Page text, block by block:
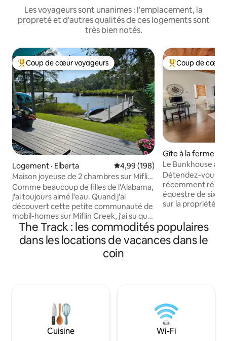
Les voyageurs sont unanimes : l'emplacement, la
propreté et d'autres qualités de ces logements sont
très bien notés.
Coup de cœur voyageurs parmi les plus aimés
Coup de cœur voyageurs
Logement · Elberta Note moyenne de 4,99 sur 5,
4,99 (198)
Maison joyeuse de 2 chambres sur Miflin
Creek
Comme beaucoup de filles de l'Alabama,
j'ai toujours aimé l'eau. Quand j'ai
découvert cette petite communauté de
mobil-homes sur Miflin Creek, j'ai su que
j'avais trouvé quelque chose de spécial :
un endroit paisible pour faire du kayak,
observer les oiseaux, pêcher et profiter
international d'Orange Beach (OWA), à
proximité d'excellents restaurants et à
une courte distance en voiture des
magnifiques plages de la côte du golfe
Coup de cœur
Coup de cœur
Gîte à la ferme ·
Le Bunkhouse à
Détendez-vous
récemment
équestre de six acres.
sur la propriété,
refuge douillet – spa
de recharge pour
disponible. Les voyageurs peuvent venir
Fairhope, de
de restaurants, y
Hôtel. À
The Track : les commodités populaires
dans les locations de vacances dans le
coin
Cuisine Wi-Fi